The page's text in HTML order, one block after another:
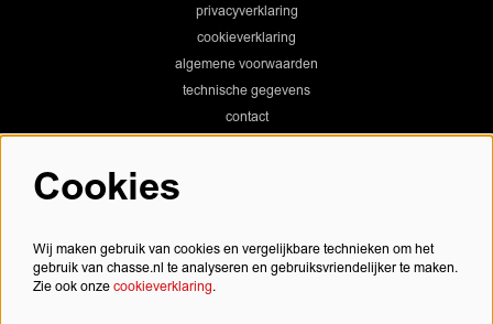
privacyverklaring
cookieverklaring
algemene voorwaarden
technische gegevens
contact
Cookies
Wij maken gebruik van cookies en vergelijkbare technieken om het
gebruik van chasse.nl te analyseren en gebruiksvriendelijker te maken.
Zie ook onze cookieverklaring.